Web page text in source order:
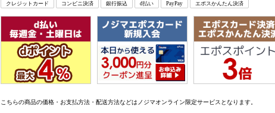
クレジットカード コンビニ決済 銀行振込 d払い PayPay エポスかんたん決済
こちらの商品の価格・お支払方法・配送方法などはノジマオンライン限定サービスとなります。